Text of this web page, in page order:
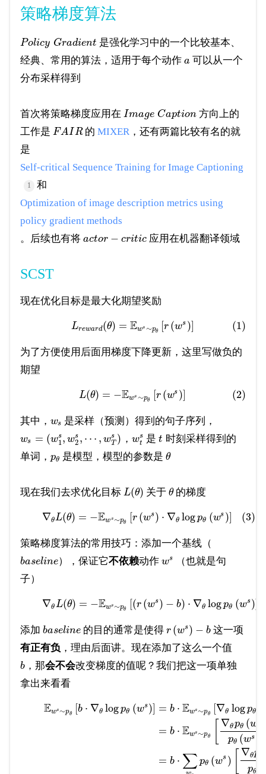
策略梯度算法
Policy Gradient 是强化学习中的一个比较基本、
经典、常用的算法，适用于每个动作 a 可以从一个
分布采样得到
首次将策略梯度应用在 Image Caption 方向上的
工作是 FAIR的MIXER ，还有两篇比较有名的就
是
Self-critical Sequence Training for Image Captioning
1
和
Optimization of image description metrics using
policy gradient methods
。后续也有将 actor − critic 应用在机器翻译领域
SCST
现在优化目标是最大化期望奖励
Lreward(θ) = Ews ∼pθ [r (ws ) (1)
为了方便使用后面用梯度下降更新，这里写做负的
期望
L(θ) = −Ews ∼pθ r (ws ) (2)
其中， ws 是采样（预测）得到的句子序列，
ws = (ws
1, ws
2 , ⋯ , ws
T ) ，ws
t
是t 时刻采样得到的
单词， pθ 是模型，模型的参数是 θ
现在我们去求优化目标 L(θ) 关于 θ的梯度
∇θL(θ) = −Ews∼pθ r (ws ) ⋅ ∇θ logpθ (ws ) (3)
策略梯度算法的常用技巧：添加一个基线（
baseline），保证它不依赖动作 ws
（也就是句
子）
∇θL(θ) = −Ews∼pθ (r (ws) − b) ⋅ ∇θ logpθ (ws)
添加 baseline的目的通常是使得 r (ws ) − b 这一项
有正有负 ，理由后面讲。现在添加了这么一个值
b ，那会不会改变梯度的值呢？我们把这一项单独
拿出来看看
Ews∼pθ [b ⋅ ∇θ log pθ (ws) = b ⋅ Ews∼pθ ∇θ log pθ
= b ⋅ Ews∼pθ
∇θpθ (w
pθ (ws
= b ⋅ ∑ pθ (ws )
∇θp
pθ